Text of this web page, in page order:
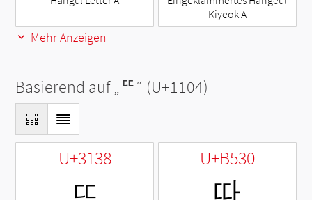
Kiyeok A
Mehr Anzeigen
Basierend auf „ᄄ“ (U+1104)
U+3138
ㄸ
U+B530
따